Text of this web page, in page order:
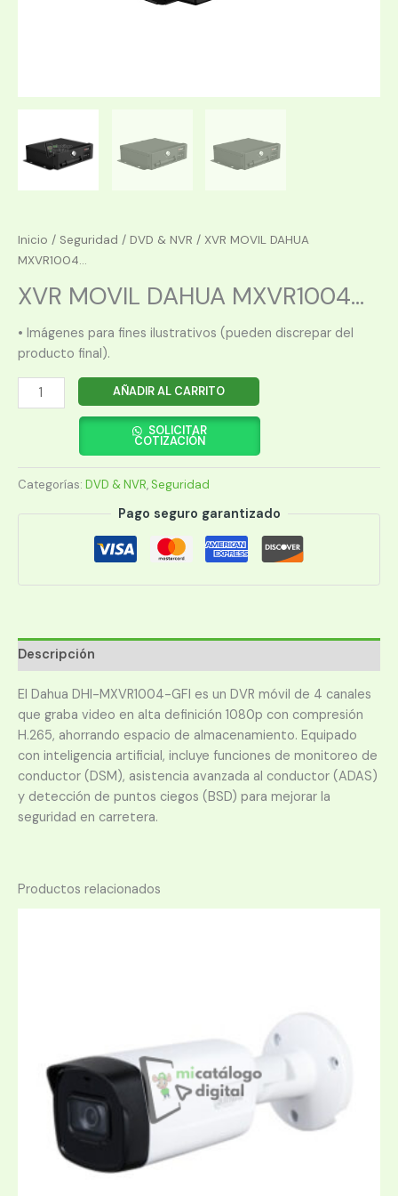
Inicio / Seguridad / DVD & NVR / XVR MOVIL DAHUA
MXVR1004...
XVR MOVIL DAHUA MXVR1004...
• Imágenes para fines ilustrativos (pueden discrepar del
producto final).
XVR
MOVIL
GFWI
4CH
AÑADIR AL CARRITO
SOLICITAR
COTIZACIÓN
Categorías: DVD & NVR, Seguridad
Pago seguro garantizado
Descripción
El Dahua DHI-MXVR1004-GFI es un DVR móvil de 4 canales
que graba video en alta definición 1080p con compresión
H.265, ahorrando espacio de almacenamiento. Equipado
con inteligencia artificial, incluye funciones de monitoreo de
conductor (DSM), asistencia avanzada al conductor (ADAS)
y detección de puntos ciegos (BSD) para mejorar la
seguridad en carretera.
Productos relacionados